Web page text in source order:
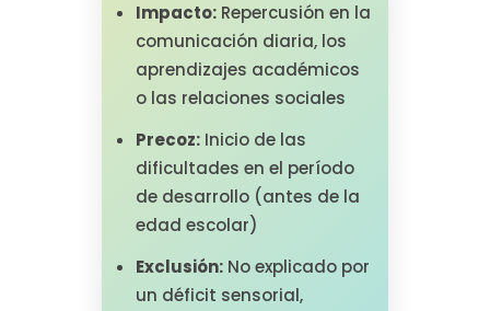
Impacto:Repercusión en la
comunicación diaria, los
aprendizajes académicos
o las relaciones sociales
Precoz:Inicio de las
dificultades en el período
de desarrollo (antes de la
edad escolar)
Exclusión:No explicado por
un déficit sensorial,